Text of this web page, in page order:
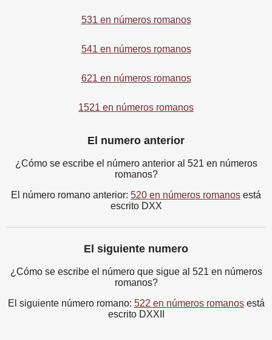
531 en números romanos
541 en números romanos
621 en números romanos
1521 en números romanos
El numero anterior
¿Cómo se escribe el número anterior al 521 en números
romanos?
El número romano anterior: 520 en números romanos está
escrito DXX
El siguiente numero
¿Cómo se escribe el número que sigue al 521 en números
romanos?
El siguiente número romano: 522 en números romanosestá
escrito DXXII